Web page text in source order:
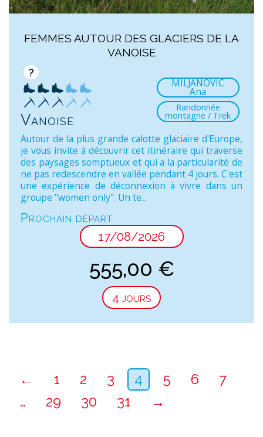
FEMMES AUTOUR DES GLACIERS DE LA
VANOISE
?
Vanoise
MILJANOVIC
Ana
Randonnée
montagne / Trek
Autour de la plus grande calotte glaciaire d'Europe,
je vous invite à découvrir cet itinéraire qui traverse
des paysages somptueux et qui a la particularité de
ne pas redescendre en vallée pendant 4 jours. C'est
une expérience de déconnexion à vivre dans un
groupe "women only". Un te...
Prochain départ
17/08/2026
555,00 €
4 jours
← 1 2 3 4 5 6
7
…
29 30 31 →